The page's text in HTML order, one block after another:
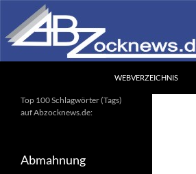
Inhalt
springen
WEBVERZEICHNIS
Ihr unabhängiges
Informationsportal
Top 100 Schlagwörter (Tags)
auf Abzocknews.de:
Abmahnung